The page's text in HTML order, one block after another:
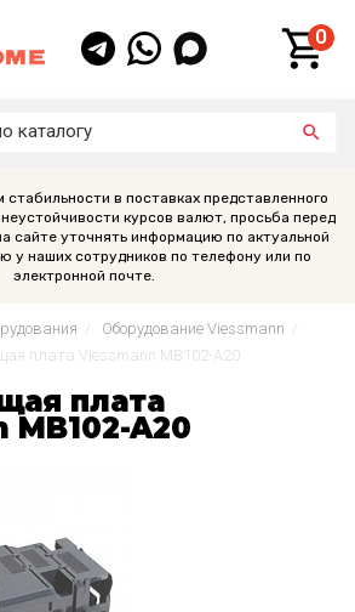
0
в поставках представленного
курсов валют, просьба перед
сайте уточнять информацию по актуальной
у наших сотрудников по телефону или по
электронной почте.
Оборудование Viessmann
плата Viessmann MB102-A20
плата
A20